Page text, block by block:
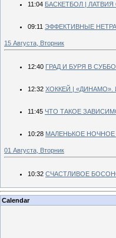
11:04 БАСКЕТБОЛ |
09:11 ЭФФЕКТИВНЫЕ
15 Августа, Вторник
12:40 ГРАД И БУРЯ В
12:32 ХОККЕЙ |
11:45 ЧТО ТАКОЕ
10:28 МАЛЕНЬКОЕ
01 Августа, Вторник
10:32 СЧАСТЛИВОЕ
Calendar